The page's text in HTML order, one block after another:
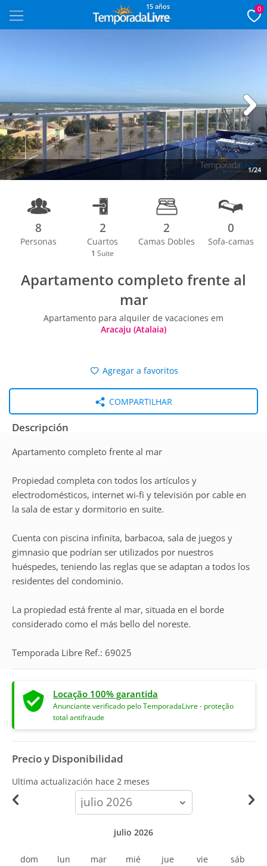
15 años 0
1/24
Next
8
Personas
2
Cuartos
1 Suite
2
Camas Dobles
0
Sofa-camas
Apartamento completo frente al
mar
Apartamento para alquiler de vacaciones em
Aracaju (Atalaia)
Agregar a favoritos
COMPARTILHAR
Descripción
Apartamento completo frente al mar
Propiedad completa con todos los artículos y
electrodomésticos, internet wi-fi y televisión por cable en
la sala de estar y dormitorio en suite.
Cuenta con piscina infinita, barbacoa, sala de juegos y
gimnasio que podrían ser utilizados por nuestros
huéspedes, teniendo las reglas que se adaptan a todos los
residentes del condominio.
La propiedad está frente al mar, situada en el borde
considerado como el más bello del noreste.
Temporada Libre Ref.: 69025
Locação 100% garantida
Anunciante verificado pelo TemporadaLivre - proteção
total antifraude
Precio y Disponibilidad
Ultima actualización hace 2 meses
calendar-
month
julio 2026
dom lun mar mié jue vie sáb